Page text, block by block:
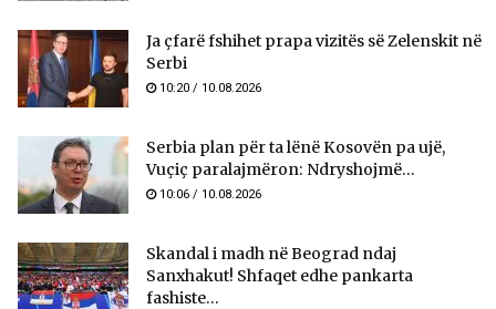
Ja çfarë fshihet prapa vizitës së Zelenskit në
Serbi
10:20 / 10.08.2026
Serbia plan për ta lënë Kosovën pa ujë,
Vuçiç paralajmëron: Ndryshojmë...
10:06 / 10.08.2026
Skandal i madh në Beograd ndaj
Sanxhakut! Shfaqet edhe pankarta
fashiste...